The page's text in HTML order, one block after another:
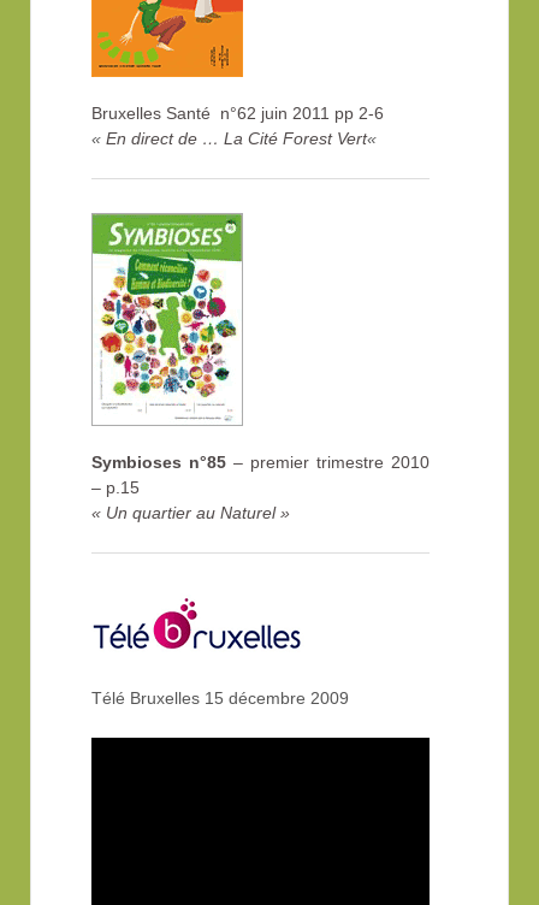
Bruxelles Santé n°62 juin 2011 pp 2-6
« En direct de … La Cité Forest Vert«
Symbioses n°85 – premier trimestre 2010
– p.15
« Un quartier au Naturel »
Télé Bruxelles 15 décembre 2009